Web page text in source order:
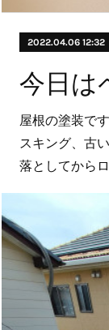
2022.04.06 12:32
今日は
屋根の塗装で
スキング、古
落としてから